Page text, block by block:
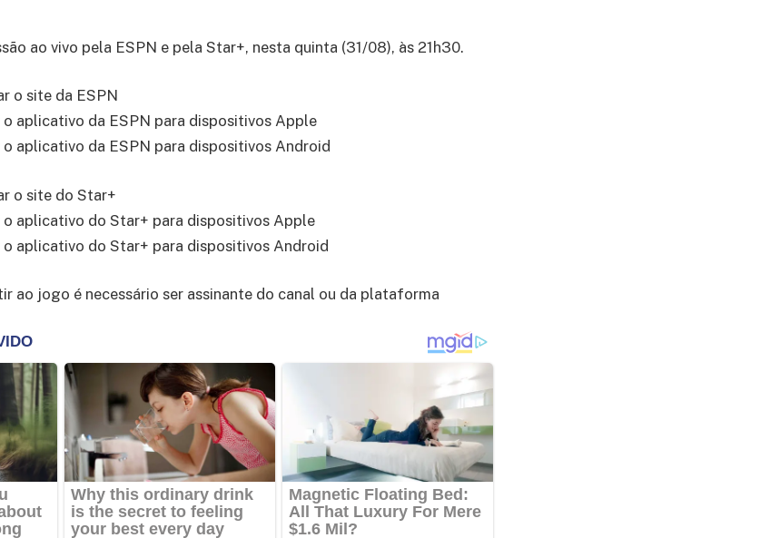
ao vivo pela ESPN e pela Star+, nesta quinta (31/08), às 21h30.
o site da ESPN
o aplicativo da ESPN para dispositivos Apple
o aplicativo da ESPN para dispositivos Android
o site do Star+
o aplicativo do Star+ para dispositivos Apple
o aplicativo do Star+ para dispositivos Android
ao jogo é necessário ser assinante do canal ou da plataforma